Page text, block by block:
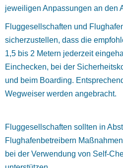
jeweiligen Anpassungen an den
Fluggesellschaften und
sicherzustellen, dass die
1,5 bis 2 Metern jederzeit
Einchecken, bei der
und beim Boarding.
Wegweiser werden angebracht.
Fluggesellschaften sollten in
Flughafenbetreibern
bei der Verwendung von Self-